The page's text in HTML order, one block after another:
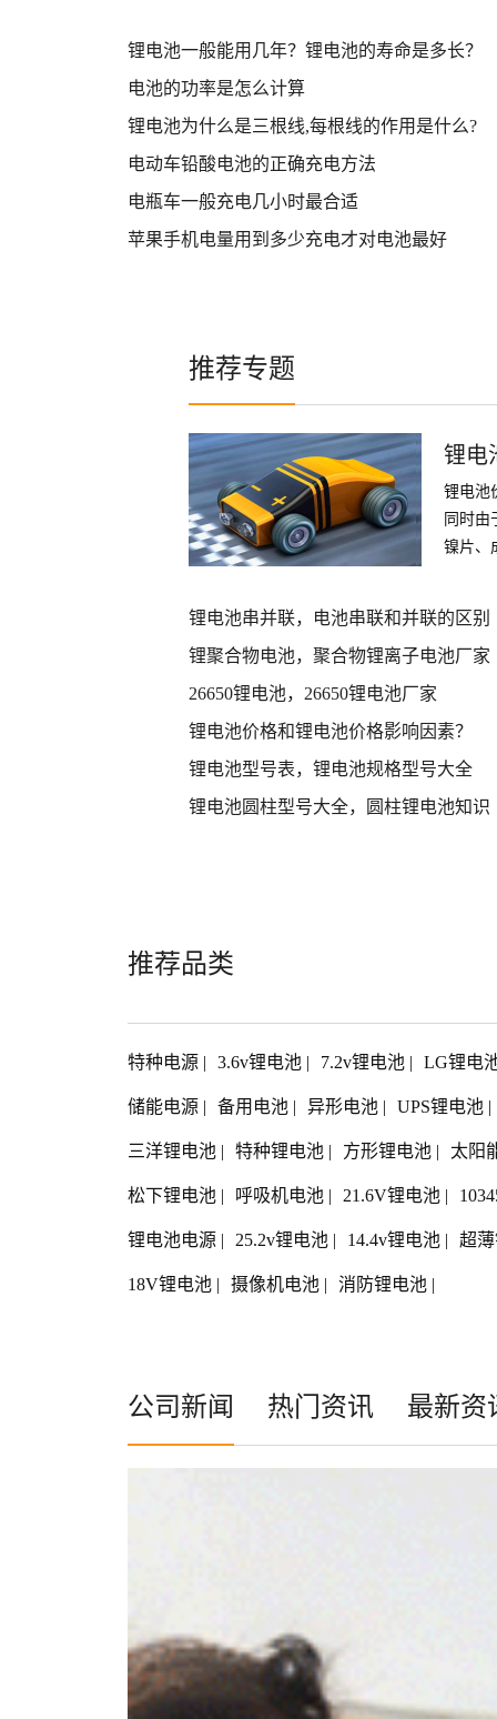
锂电池一般能用几年？锂电池的寿命是多长？
电池的功率是怎么计算
锂电池为什么是三根线,每根线的作用是什么?
电动车铅酸电池的正确充电方法
电瓶车一般充电几小时最合适
苹果手机电量用到多少充电才对电池最好
推荐专题
锂电
锂电池
同时由
镍片、
锂电池串并联，电池串联和并联的区别
锂聚合物电池，聚合物锂离子电池厂家
26650锂电池，26650锂电池厂家
锂电池价格和锂电池价格影响因素？
锂电池型号表，锂电池规格型号大全
锂电池圆柱型号大全，圆柱锂电池知识
推荐品类
特种电源 | 3.6v锂电池 | 7.2v锂电池 | LG锂电
储能电源 | 备用电池 | 异形电池 | UPS锂电池 |
三洋锂电池 | 特种锂电池 | 方形锂电池 | 太阳
松下锂电池 | 呼吸机电池 | 21.6V锂电池 |
锂电池电源 | 25.2v锂电池 | 14.4v锂电池 | 超
18V锂电池 | 摄像机电池 | 消防锂电池 |
公司新闻 热门资讯 最新资